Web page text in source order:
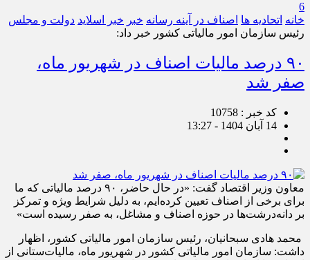
6
خانه اتحادیه ها اصناف در آینه رسانه خبر خبر اسلايد دولت و مجلس
رئیس سازمان امور مالیاتی کشور خبر داد:
۹۰ درصد مالیات اصناف در شهریور ماه،
صفر شد
کد خبر : 10758
14 آبان 1404 - 13:27
معاون وزیر اقتصاد گفت: «در حال حاضر، ۹۰ درصد مالیاتی که ما
برای برخی از اصناف تعیین کرده‌ایم، به دلیل شرایط ویژه و تمرکز
بر دانه‌درشت‌ها در حوزه اصناف و مشاغل، به صفر رسیده است»
محمد هادی سبحانیان، رئیس سازمان امور مالیاتی کشور، اظهار
داشت: سازمان امور مالیاتی کشور در شهریور ماه، مالیات‌ستانی از